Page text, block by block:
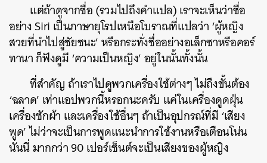
แต่ถ้าดูจากชื่อ (รวมไปถึงคำแปล) เราจะเห็นว่าชื่อ
อย่าง Siri เป็นภาษายุโรปเหนือโบราณที่แปลว่า ‘ผู้หญิง
สวยที่นำไปสู่ชัยชนะ’ หรือกระทั่งชื่ออย่างอเล็กซาหรือคอร์
ทานา ก็ฟังดูมี ‘ความเป็นหญิง’ อยู่ในนั้นทั้งนั้น
ที่สำคัญ ถ้าเราไปดูพวกเครื่องใช้ต่างๆ ไม่ถึงขั้นต้อง
‘ฉลาด’ เท่าแอปพวกนี้หรอกนะครับ แค่ในเครื่องดูดฝุ่น
เครื่องซักผ้า และเครื่องใช้อื่นๆ ถ้าเป็นอุปกรณ์ที่มี ‘เสียง
พูด’ ไม่ว่าจะเป็นการพูดแนะนำการใช้งานหรือเตือนโน่น
นั่นนี่ มากกว่า 90 เปอร์เซ็นต์จะเป็นเสียงของผู้หญิง